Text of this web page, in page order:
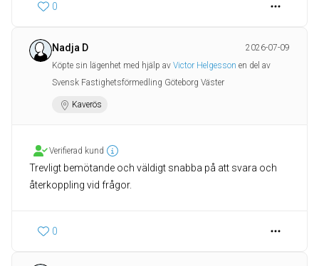
0
Nadja D
2026-07-09
Köpte sin lägenhet med hjälp av Victor Helgesson en del av
Svensk Fastighetsförmedling Göteborg Väster
Kaverös
Verifierad kund
Trevligt bemötande och väldigt snabba på att svara och
återkoppling vid frågor.
0